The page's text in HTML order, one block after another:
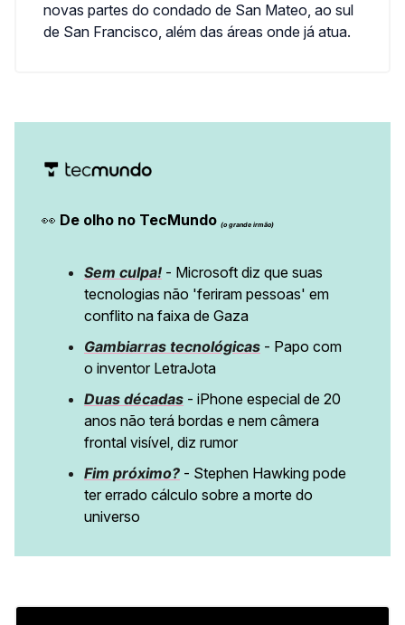
novas partes do condado de San Mateo, ao sul
de San Francisco, além das áreas onde já atua.
👀 De olho no TecMundo (o grande irmão)
Sem culpa! - Microsoft diz que suas
tecnologias não 'feriram pessoas' em
conflito na faixa de Gaza
Gambiarras tecnológicas - Papo com
o inventor LetraJota
Duas décadas - iPhone especial de 20
anos não terá bordas e nem câmera
frontal visível, diz rumor
Fim próximo? - Stephen Hawking pode
ter errado cálculo sobre a morte do
universo